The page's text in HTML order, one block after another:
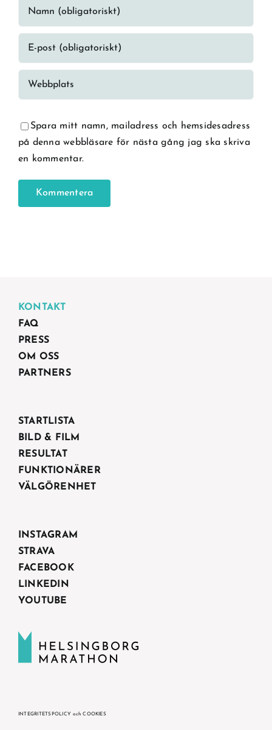
Spara mitt namn, mailadress och hemsidesadress
på denna webbläsare för nästa gång jag ska skriva
en kommentar.
KONTAKT
FAQ
PRESS
OM OSS
PARTNERS
STARTLISTA
BILD & FILM
RESULTAT
FUNKTIONÄRER
VÄLGÖRENHET
INSTAGRAM
STRAVA
FACEBOOK
LINKEDIN
YOUTUBE
INTEGRITETSPOLICY och COOKIES